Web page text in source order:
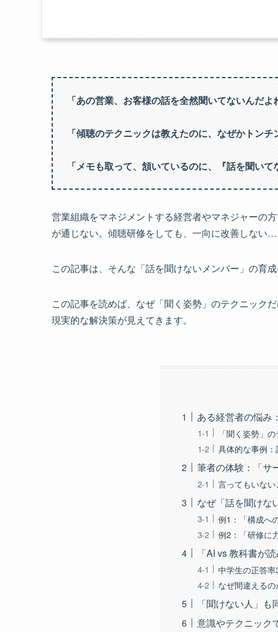
「あの営業、お客様の話を全然聞いてないんだよ
「傾聴のテクニックは教えたのに、なぜかトン
「メモも取って、頷いているのに、『話を聞い
営業組織をマネジメントする経営者やマネジャーの
が通じない。傾聴研修をしても、一向に改善しない…
この記事は、そんな「話を聞けないメンバー」の育
この記事を読めば、なぜ「聞く姿勢」のテクニック
現実的な解決策が見えてきます。
ある経営者の悩み
「聞く姿勢」
具体的な事例
筆者の体験：「サ
言ってもいな
なぜ「話を聞けな
例1：「構成へ
例2：「研修に
「AI vs 教科書が
中学生の正答
なぜ間違える
「聞けない人」も
意識やテクニック